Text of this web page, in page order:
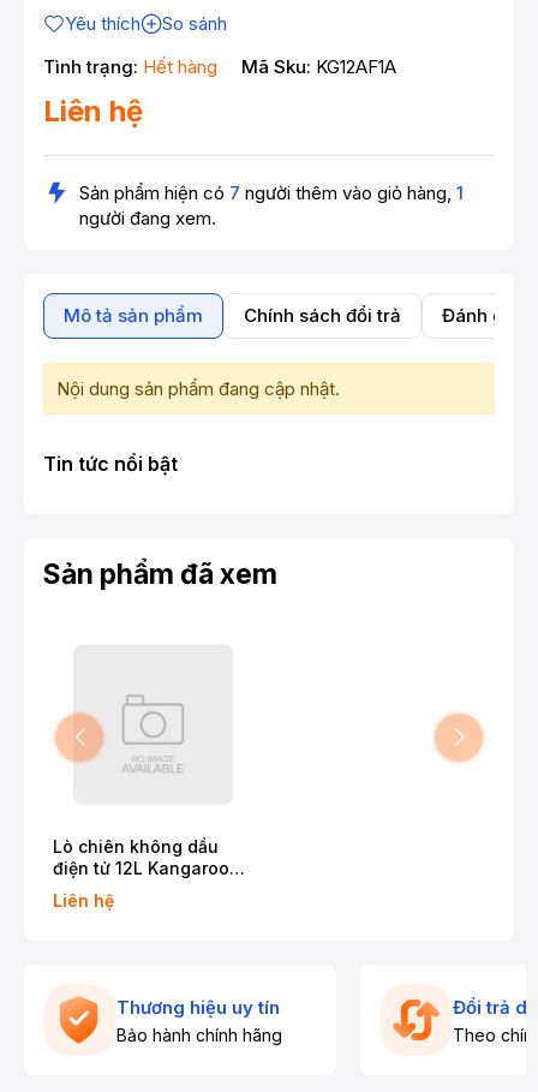
Yêu thích
So sánh
Tình trạng: Hết hàng Mã Sku: KG12AF1A
Liên hệ
Sản phẩm hiện có 7 người thêm vào giỏ hàng, 1
người đang xem.
Mô tả sản phẩm Chính sách đổi trả Đánh giá
Nội dung sản phẩm đang cập nhật.
Tin tức nổi bật
Sản phẩm đã xem
Lò chiên không dầu
điện tử 12L Kangaroo
KG12AF1A
Liên hệ
Thương hiệu uy tín
Bảo hành chính hãng
Đổi trả
Theo